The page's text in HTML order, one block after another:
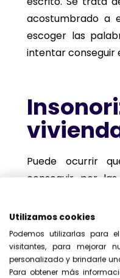
acostumbrado a
escoger las
intentar conseguir
Puede ocurrir
conseguir por
Dado que el ruido
de vida, si estás
deberías
insonorización de
Utilizamos cookies
Podemos utilizarlas para
visitantes, para mejorar
personalizado y brindarle
Para obtener más